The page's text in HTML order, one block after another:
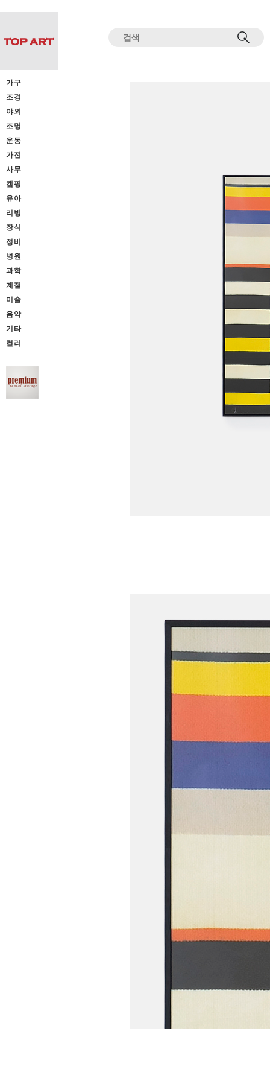
가구
조경
야외
조명
운동
가전
사무
캠핑
유아
리빙
장식
정비
병원
과학
계절
미술
음악
기타
컬러